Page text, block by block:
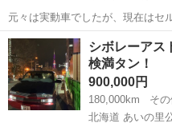
元々は実動車でしたが、現在はセ
せん。 現車確認の上、ご検討下さい。 その他、お問い合わせ
でお願いします。
千葉 千葉市 土気駅 そ
シボレーアス
検満タン！
900,000円
180,000km
そ
北海道 あいの里